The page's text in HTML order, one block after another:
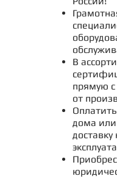
В
прямую с
от
дома